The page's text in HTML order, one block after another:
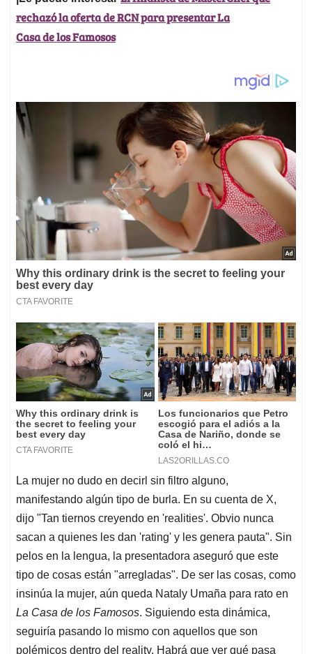
rechazó la oferta de RCN para presentar La
Casa de los Famosos
La mujer no dudo en decirl sin filtro alguno,
manifestando algún tipo de burla. En su cuenta de X,
dijo "Tan tiernos creyendo en 'realities'. Obvio nunca
sacan a quienes les dan 'rating' y les genera pauta". Sin
pelos en la lengua, la presentadora aseguró que este
tipo de cosas están "arregladas". De ser las cosas, como
insinúa la mujer, aún queda Nataly Umaña para rato en
La Casa de los Famosos. Siguiendo esta dinámica,
seguiría pasando lo mismo con aquellos que son
polémicos dentro del reality. Habrá que ver qué pasa